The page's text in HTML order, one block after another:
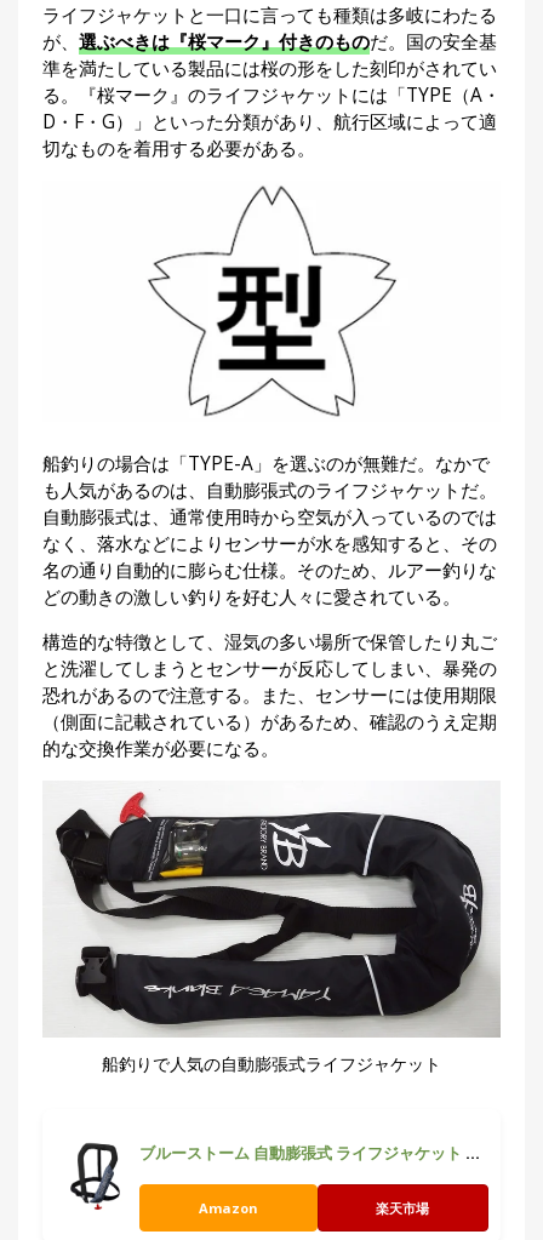
ライフジャケットと一口に言っても種類は多岐にわたる
が、 選ぶべきは『桜マーク』付きのものだ。国の安全基
準を満たしている製品には桜の形をした刻印がされてい
る。『桜マーク』のライフジャケットには「TYPE（A・
D・F・G）」といった分類があり、航行区域によって適
切なものを着用する必要がある。
船釣りの場合は「TYPE-A」を選ぶのが無難だ。なかで
も人気があるのは、自動膨張式のライフジャケットだ。
自動膨張式は、通常使用時から空気が入っているのでは
なく、落水などによりセンサーが水を感知すると、その
名の通り自動的に膨らむ仕様。そのため、ルアー釣りな
どの動きの激しい釣りを好む人々に愛されている。
構造的な特徴として、湿気の多い場所で保管したり丸ご
と洗濯してしまうとセンサーが反応してしまい、暴発の
恐れがあるので注意する。また、センサーには使用期限
（側面に記載されている）があるため、確認のうえ定期
的な交換作業が必要になる。
船釣りで人気の自動膨張式ライフジャケット
ブルーストーム 自動膨張式 ライフジャケット ベストタイプ Type A
Amazon 楽天市場